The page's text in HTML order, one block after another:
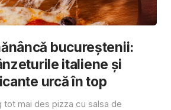
bucureștenii:
italiene și
urcă în top
tot mai des pizza cu salsa de